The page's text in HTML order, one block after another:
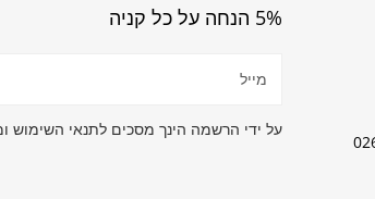
5% הנחה על כל קניה
אלקטרוני
על ידי הרשמה הינך מסכים לתנאי השימוש